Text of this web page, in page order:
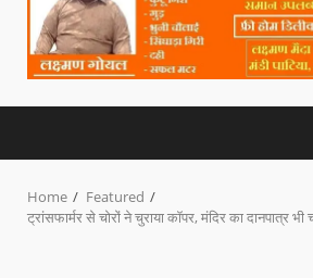
Home
Featured
ट्रांसफार्मर से चोरों ने चुराया कॉपर, मंदिर का दानपात्र भी